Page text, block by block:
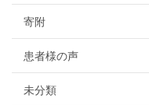
寄附
患者様の声
未分類